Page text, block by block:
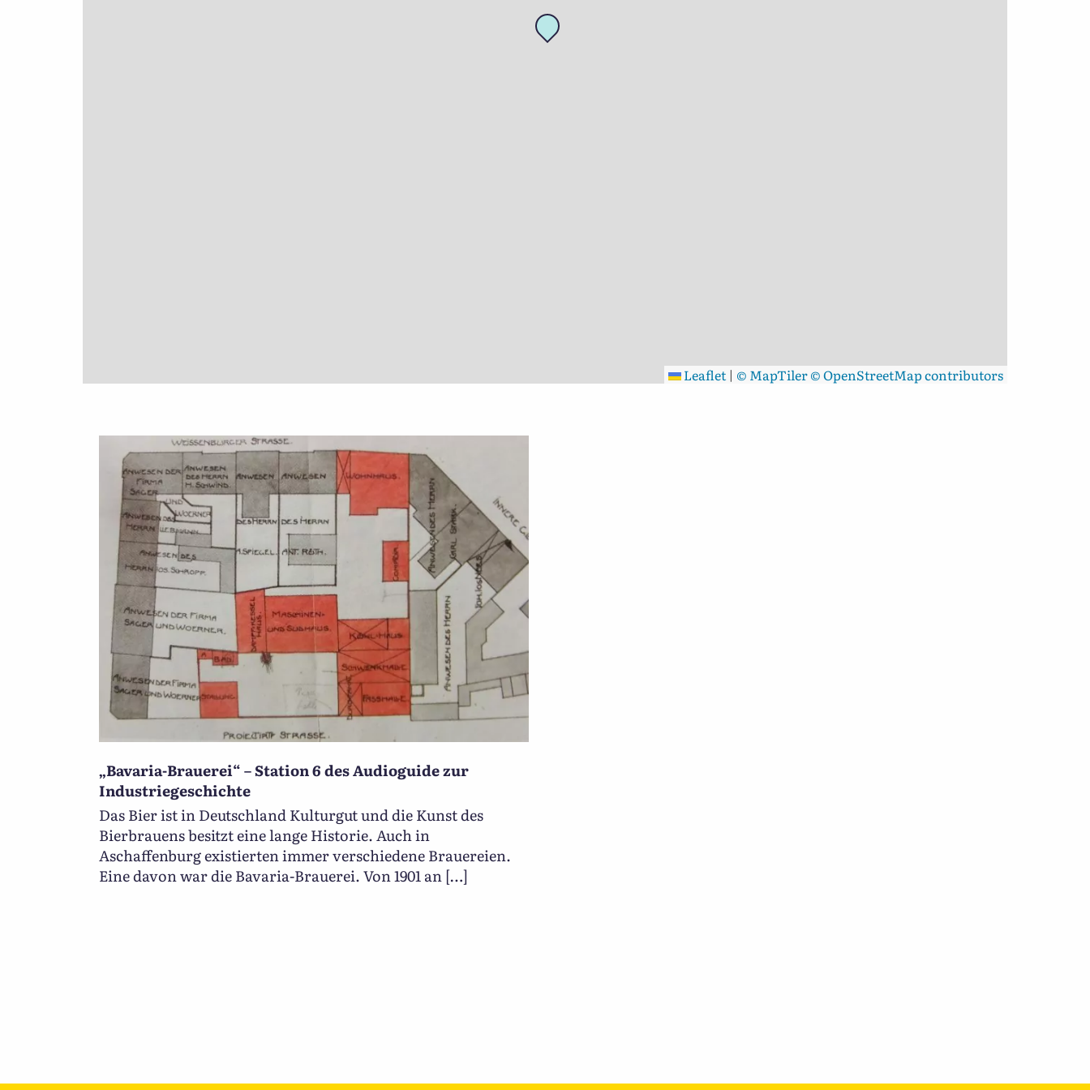
Leaflet | © MapTiler© OpenStreetMap contributors
„Bavaria-Brauerei“ – Station 6 des Audioguide zur
Industriegeschichte
Das Bier ist in Deutschland Kulturgut und die Kunst des
Bierbrauens besitzt eine lange Historie. Auch in
Aschaffenburg existierten immer verschiedene Brauereien.
Eine davon war die Bavaria-Brauerei. Von 1901 an […]